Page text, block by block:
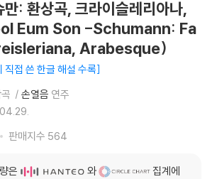
: 환상곡, 크라이슬레리아나,
Eum Son -Schumann: Fa
Arabesque)
접 쓴 한글 해설 수록
손열음 연주
판매지수 564
은 와
집계에